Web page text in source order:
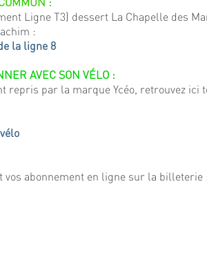
Ligne T3) dessert La Chapelle des
:
la ligne 8
AVEC SON VÉLO :
repris par la marque Ycéo, retrouvez
vos abonnement en ligne sur la billeterie